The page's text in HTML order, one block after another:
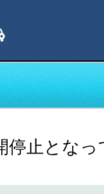
停止とな